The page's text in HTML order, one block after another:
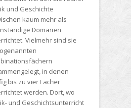
und Geschichte
kaum mehr als
Domänen
Vielmehr sind sie
in denen
bis zu vier Fächer
werden. Dort, wo
und Geschichtsunterricht